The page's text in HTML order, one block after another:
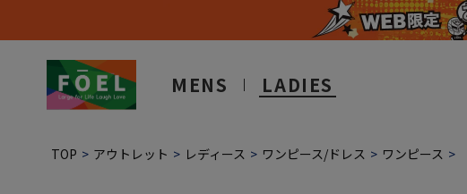
MENS LADIES
TOP アウトレット レディース ワンピース/ドレス ワンピース